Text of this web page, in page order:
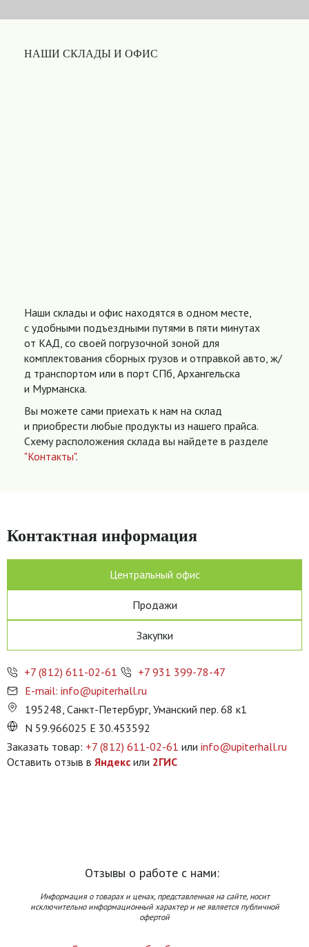
НАШИ СКЛАДЫ И ОФИС
Наши склады и офис находятся в одном месте,
с удобными подъездными путями в пяти минутах
от КАД, со своей погрузочной зоной для
комплектования сборных грузов и отправкой авто, ж/
д транспортом или в порт СПб, Архангельска
и Мурманска.
Вы можете сами приехать к нам на склад
и приобрести любые продукты из нашего прайса.
Схему расположения склада вы найдете в разделе
"Контакты".
Контактная информация
Центральный офис
Продажи
Закупки
+7 (812) 611-02-61
+7 931 399-78-47
E-mail: info@upiterhall.ru
195248, Санкт-Петербург, Уманский пер. 68 к1
N 59.966025 E 30.453592
Заказать товар: +7 (812) 611-02-61 или info@upiterhall.ru
Оставить отзыв в Яндекс или 2ГИС
Отзывы о работе с нами:
Информация о товарах и ценах, представленная на сайте, носит
исключительно информационный характер и не является публичной
офертой